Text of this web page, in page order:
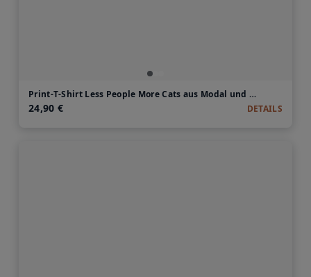
Print-T-Shirt Less People More Cats aus Modal und Baumwolle
24,90 € DETAILS